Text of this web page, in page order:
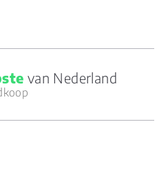
van Nederland